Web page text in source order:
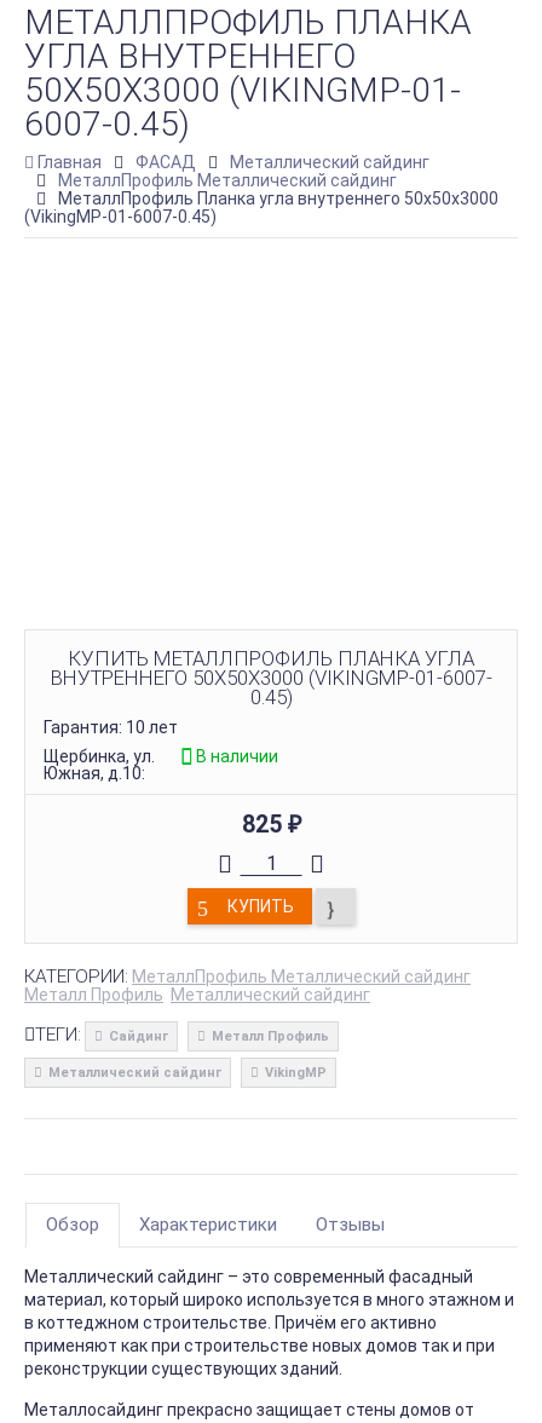
МЕТАЛЛПРОФИЛЬ ПЛАНКА
УГЛА ВНУТРЕННЕГО
50Х50Х3000 (VIKINGMP-01-
6007-0.45)
Главная ФАСАД
Металлический сайдинг
МеталлПрофиль Металлический сайдинг
МеталлПрофиль Планка угла внутреннего 50х50х3000
(VikingMP-01-6007-0.45)
КУПИТЬ МЕТАЛЛПРОФИЛЬ ПЛАНКА УГЛА
ВНУТРЕННЕГО 50Х50Х3000 (VIKINGMP-01-6007-
0.45)
Гарантия: 10 лет
Щербинка, ул.
Южная, д.10:
В наличии
825 ₽
КУПИТЬ
КАТЕГОРИИ: МеталлПрофиль Металлический сайдинг
Металл Профиль Металлический сайдинг
ТЕГИ: Сайдинг Металл Профиль
Металлический сайдинг VikingMP
Обзор Характеристики Отзывы
Металлический сайдинг – это современный фасадный
материал, который широко используется в много этажном и
в коттеджном строительстве. Причём его активно
применяют как при строительстве новых домов так и при
реконструкции существующих зданий.
Металлосайдинг прекрасно защищает стены домов от